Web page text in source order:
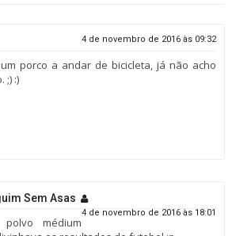
4 de novembro de 2016 às 09:32
porco a andar de bicicleta, já não acho
;) :)
Sem Asas
4 de novembro de 2016 às 18:01
médium